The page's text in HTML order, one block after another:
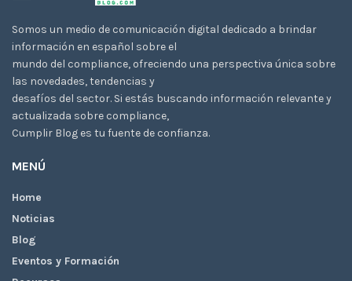
Somos un medio de comunicación digital dedicado a brindar
información en español sobre el
mundo del compliance, ofreciendo una perspectiva única sobre
las novedades, tendencias y
desafíos del sector. Si estás buscando información relevante y
actualizada sobre compliance,
Cumplir Blog es tu fuente de confianza.
MENÚ
Home
Noticias
Blog
Eventos y Formación